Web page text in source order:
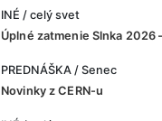
INÉ / celý svet
Úplné zatmenie Slnka 2026
PREDNÁŠKA / Senec
Novinky z CERN-u